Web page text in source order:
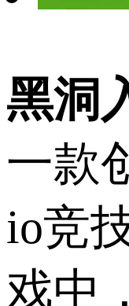
黑洞
一款
io竞
戏中